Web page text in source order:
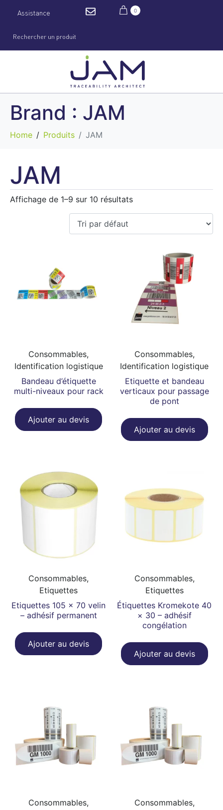
Assistance 0
Brand : JAM
Home Produits JAM
JAM
Affichage de 1–9 sur 10 résultats
Consommables,
Identification logistique
Bandeau d’étiquette
multi-niveaux pour rack
Ajouter au devis
Consommables,
Identification logistique
Etiquette et bandeau
verticaux pour passage
de pont
Ajouter au devis
Consommables,
Etiquettes
Etiquettes 105 x 70 velin
– adhésif permanent
Ajouter au devis
Consommables,
Etiquettes
Étiquettes Kromekote 40
× 30 – adhésif
congélation
Ajouter au devis
Consommables,
Consommables,